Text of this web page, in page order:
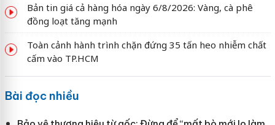
Bản tin giá cả hàng hóa ngày 6/8/2026: Vàng, cà phê
đồng loạt tăng mạnh
Toàn cảnh hành trình chặn đứng 35 tấn heo nhiễm chất
cấm vào TP.HCM
Bài đọc nhiều